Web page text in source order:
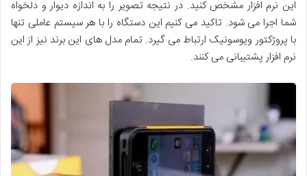
این نرم افزار مشخص کنید. در نتیجه تصویر را به اندازه دیوار و دلخواه
شما اجرا می شود. تاکید می کنیم این دستگاه را با هر سیستم عاملی تنها
با پروژکتور ویوسونیک ارتباط می گیرد. تمام مدل های این برند نیز از این
نرم افزار پشتیبانی می کنند.